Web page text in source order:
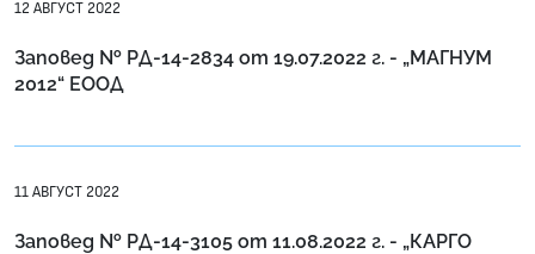
12 АВГУСТ 2022
Заповед № РД-14-2834 от 19.07.2022 г. - „МАГНУМ
2012“ ЕООД
11 АВГУСТ 2022
Заповед № РД-14-3105 от 11.08.2022 г. - „КАРГО